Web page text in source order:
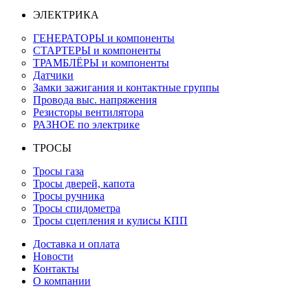
ЭЛЕКТРИКА
ГЕНЕРАТОРЫ и компоненты
СТАРТЕРЫ и компоненты
ТРАМБЛЁРЫ и компоненты
Датчики
Замки зажигания и контактные группы
Провода выс. напряжения
Резисторы вентилятора
РАЗНОЕ по электрике
ТРОСЫ
Тросы газа
Тросы дверей, капота
Тросы ручника
Тросы спидометра
Тросы сцепления и кулисы КПП
Доставка и оплата
Новости
Контакты
О компании